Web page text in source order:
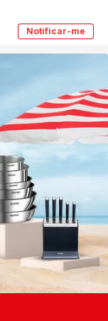
Notificar-me
Ingenio
Force